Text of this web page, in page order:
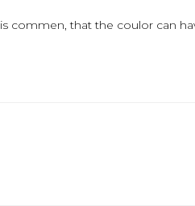
commen, that the coulor can